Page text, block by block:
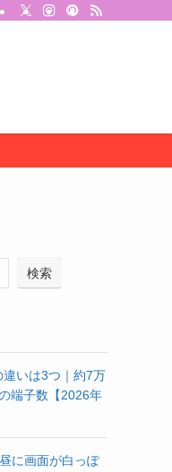
検索
いは3つ｜約7万
端子数【2026年
に画面が白っぽ